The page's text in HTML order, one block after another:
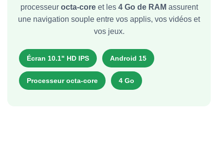
processeur octa-coreet les 4 Go de RAM assurent
une navigation souple entre vos applis, vos vidéos et
vos jeux.
Écran 10.1" HD IPS Android 15
Processeur octa-core 4 Go